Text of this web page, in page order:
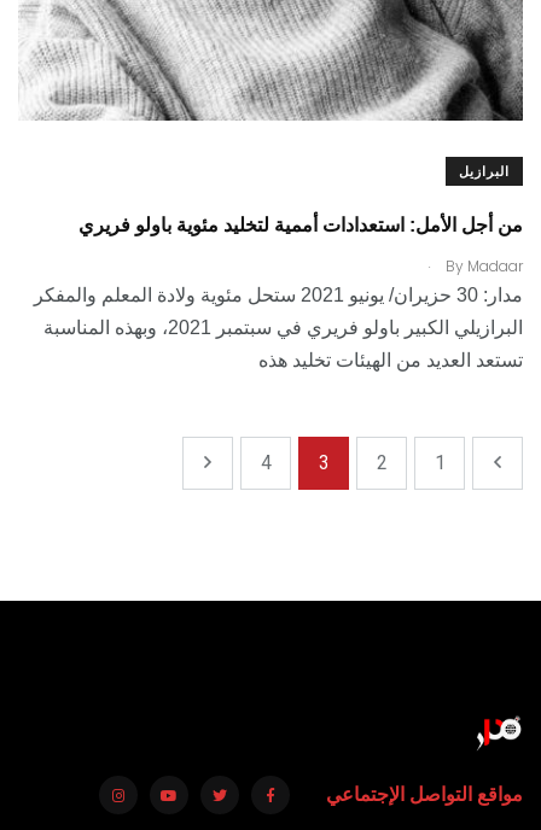
البرازيل
من أجل الأمل: استعدادات أممية لتخليد مئوية باولو فريري
By Madaar
.
مدار: 30 حزيران/ يونيو 2021 ستحل مئوية ولادة المعلم والمفكر
البرازيلي الكبير باولو فريري في سبتمبر 2021، وبهذه المناسبة
تستعد العديد من الهيئات تخليد هذه
1
2
3
4
مواقع التواصل الإجتماعي